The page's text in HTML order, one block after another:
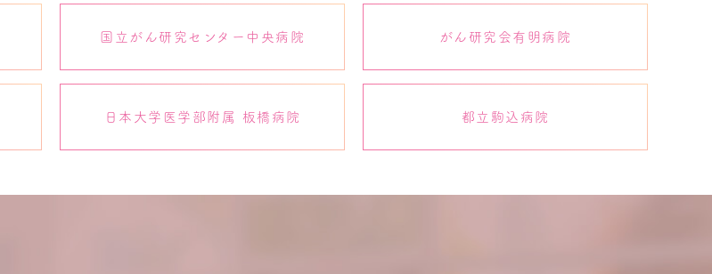
国立がん研究センター中央病院 がん研究会有明病院
日本大学医学部附属 板橋病院 都立駒込病院